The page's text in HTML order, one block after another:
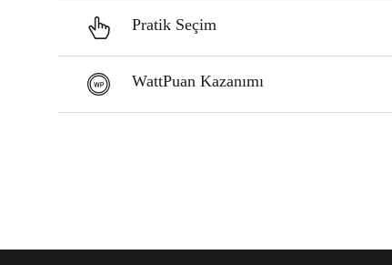
Pratik Seçim
WattPuan Kazanımı